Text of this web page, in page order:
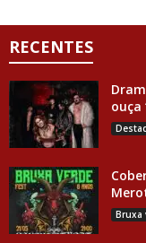
RECENTES
ouça
Bruxa